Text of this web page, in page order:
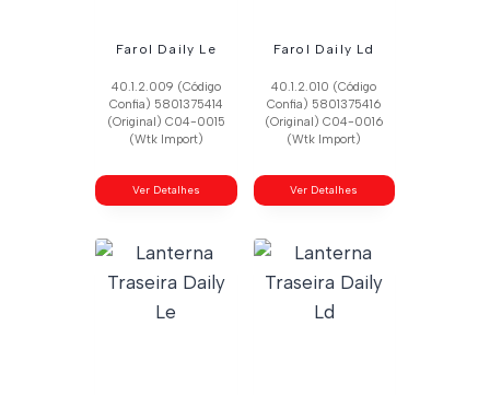
Farol Daily Le
40.1.2.009 (Código
Confia) 5801375414
(Original) C04-0015
(Wtk Import)
Ver Detalhes
Farol Daily Ld
40.1.2.010 (Código
Confia) 5801375416
(Original) C04-0016
(Wtk Import)
Ver Detalhes